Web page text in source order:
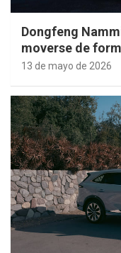
Dongfeng
moverse de
13 de mayo de 2026